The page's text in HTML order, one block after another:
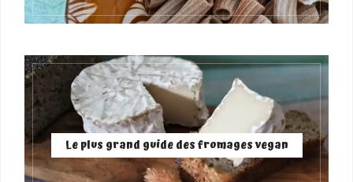
Le plus grand guide des fromages vegan